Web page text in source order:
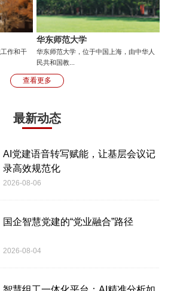
作和干
华东师范大学
华东师范大学，位于中国上海，由中华人
民共和国教...
查看更多
最新动态
AI党建语音转写赋能，让基层会议记
录高效规范化
2026-08-06
国企智慧党建的“党业融合”路径
2026-08-04